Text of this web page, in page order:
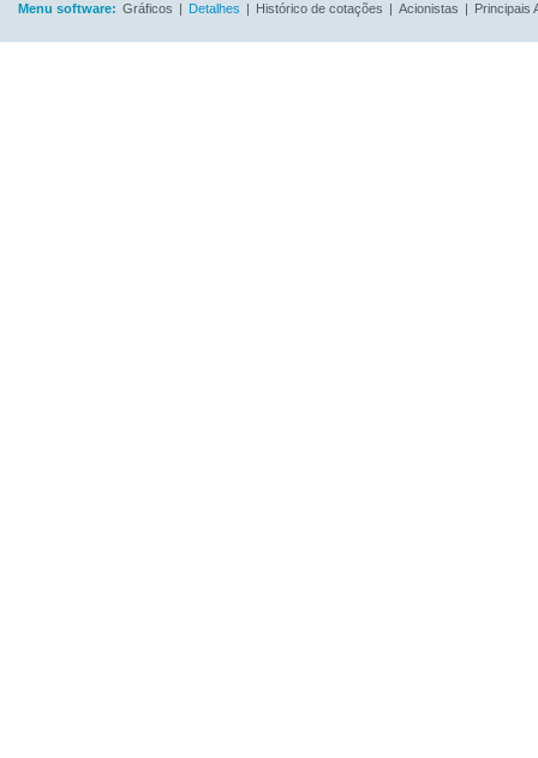
Menu software: Gráficos | Detalhes | Histórico de cotações | Acionistas | Principais